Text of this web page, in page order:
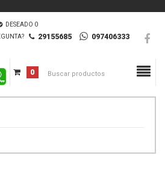
DESEADO 0
29155685 097406333
0